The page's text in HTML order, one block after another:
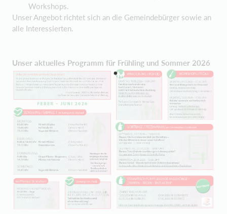
Workshops.
Unser Angebot richtet sich an die Gemeindebürger sowie an
alle Interessierten.
Unser aktuelles Programm für Frühling und Sommer 2026